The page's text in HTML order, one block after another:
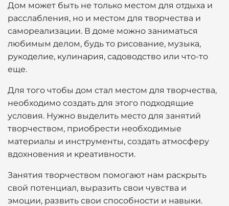
Дом может быть не только местом для отдыха и
расслабления, но и местом для творчества и
самореализации. В доме можно заниматься
любимым делом, будь то рисование, музыка,
рукоделие, кулинария, садоводство или что-то
еще.
Для того чтобы дом стал местом для творчества,
необходимо создать для этого подходящие
условия. Нужно выделить место для занятий
творчеством, приобрести необходимые
материалы и инструменты, создать атмосферу
вдохновения и креативности.
Занятия творчеством помогают нам раскрыть
свой потенциал, выразить свои чувства и
эмоции, развить свои способности и навыки.